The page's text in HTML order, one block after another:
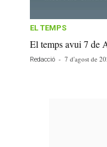
EL TEMPS
El temps avui 7 de
Redacció - 7 d'agost de